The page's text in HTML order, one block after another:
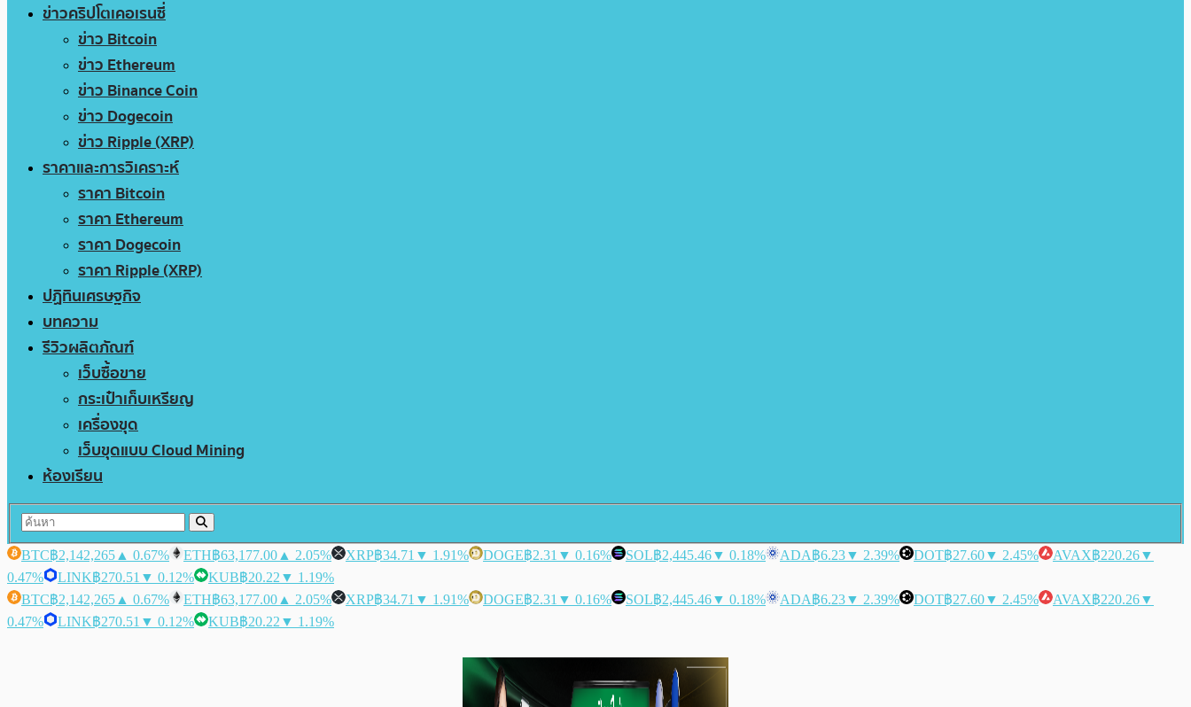
ข่าวคริปโตเคอเรนซี่
ข่าว Bitcoin
ข่าว Ethereum
ข่าว Binance Coin
ข่าว Dogecoin
ข่าว Ripple (XRP)
ราคาและการวิเคราะห์
ราคา Bitcoin
ราคา Ethereum
ราคา Dogecoin
ราคา Ripple (XRP)
ปฏิทินเศรษฐกิจ
บทความ
รีวิวผลิตภัณฑ์
เว็บซื้อขาย
กระเป๋าเก็บเหรียญ
เครื่องขุด
เว็บขุดแบบ Cloud Mining
ห้องเรียน
BTC฿2,142,265 ▲ 0.67% ETH฿63,177.00 ▲ 2.05% XRP฿34.71 ▼ 1.91% DOGE฿2.31 ▼ 0.16% SOL฿2,445.46▼ 0.18% ADA฿6.23▼ 2.39% DOT฿27.60▼ 2.45% AVAX฿220.26▼
0.47%
LINK฿270.51 ▼ 0.12% KUB฿20.22 ▼ 1.19%
BTC฿2,142,265 ▲ 0.67% ETH฿63,177.00 ▲ 2.05% XRP฿34.71 ▼ 1.91% DOGE฿2.31 ▼ 0.16% SOL฿2,445.46▼ 0.18% ADA฿6.23▼ 2.39% DOT฿27.60▼ 2.45% AVAX฿220.26▼
0.47%
LINK฿270.51 ▼ 0.12% KUB฿20.22 ▼ 1.19%